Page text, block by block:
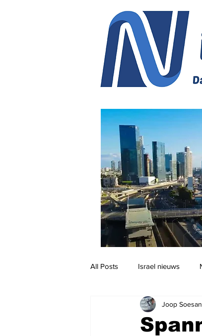
All Posts Israel nieuws
Jodendom en
Joop Soesan